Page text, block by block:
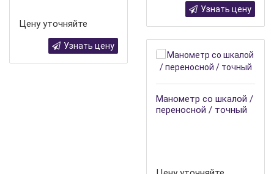
Цену уточняйте
Узнать цену
Узнать цену
Манометр со шкалой /
переносной / точный